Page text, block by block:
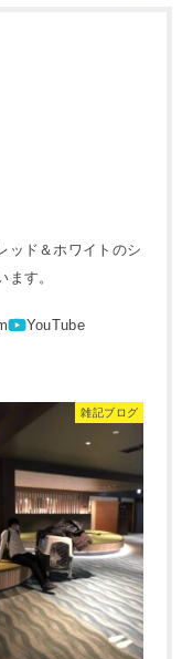
ッド＆ホワイトのシ
す。
雑記ブログ